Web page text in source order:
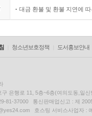
대금 환불 및 환불 지연에
청소년보호정책 도서홍보안내
구 은행로 11, 5층~6층(여의도동,일신
81-37000 통신판매업신고 : 제
호스팅 서비스사업자 :